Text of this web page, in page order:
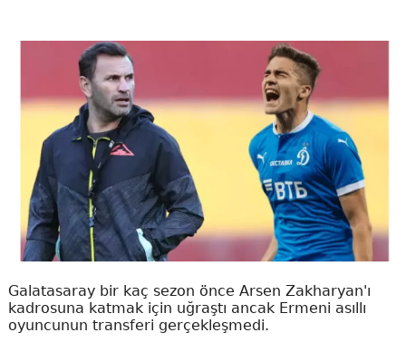
Galatasaray bir kaç sezon önce Arsen Zakharyan'ı
kadrosuna katmak için uğraştı ancak Ermeni asıllı
oyuncunun transferi gerçekleşmedi.